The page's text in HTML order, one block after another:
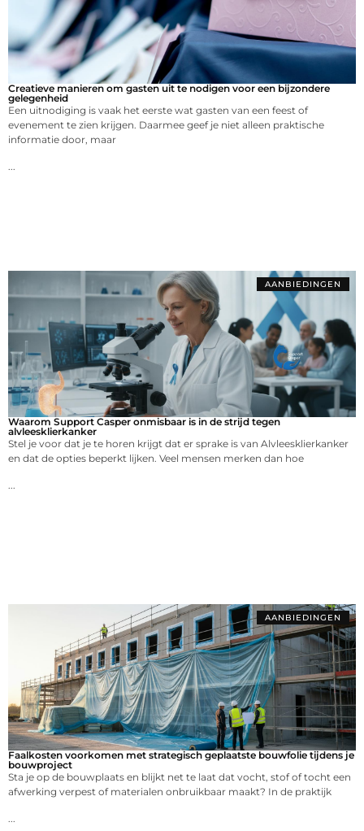
Creatieve manieren om gasten uit te nodigen voor een bijzondere
gelegenheid
Een uitnodiging is vaak het eerste wat gasten van een feest of
evenement te zien krijgen. Daarmee geef je niet alleen praktische
informatie door, maar
AANBIEDINGEN
Waarom Support Casper onmisbaar is in de strijd tegen
alvleesklierkanker
Stel je voor dat je te horen krijgt dat er sprake is van Alvleesklierkanker
en dat de opties beperkt lijken. Veel mensen merken dan hoe
AANBIEDINGEN
Faalkosten voorkomen met strategisch geplaatste bouwfolie tijdens je
bouwproject
Sta je op de bouwplaats en blijkt net te laat dat vocht, stof of tocht een
afwerking verpest of materialen onbruikbaar maakt? In de praktijk